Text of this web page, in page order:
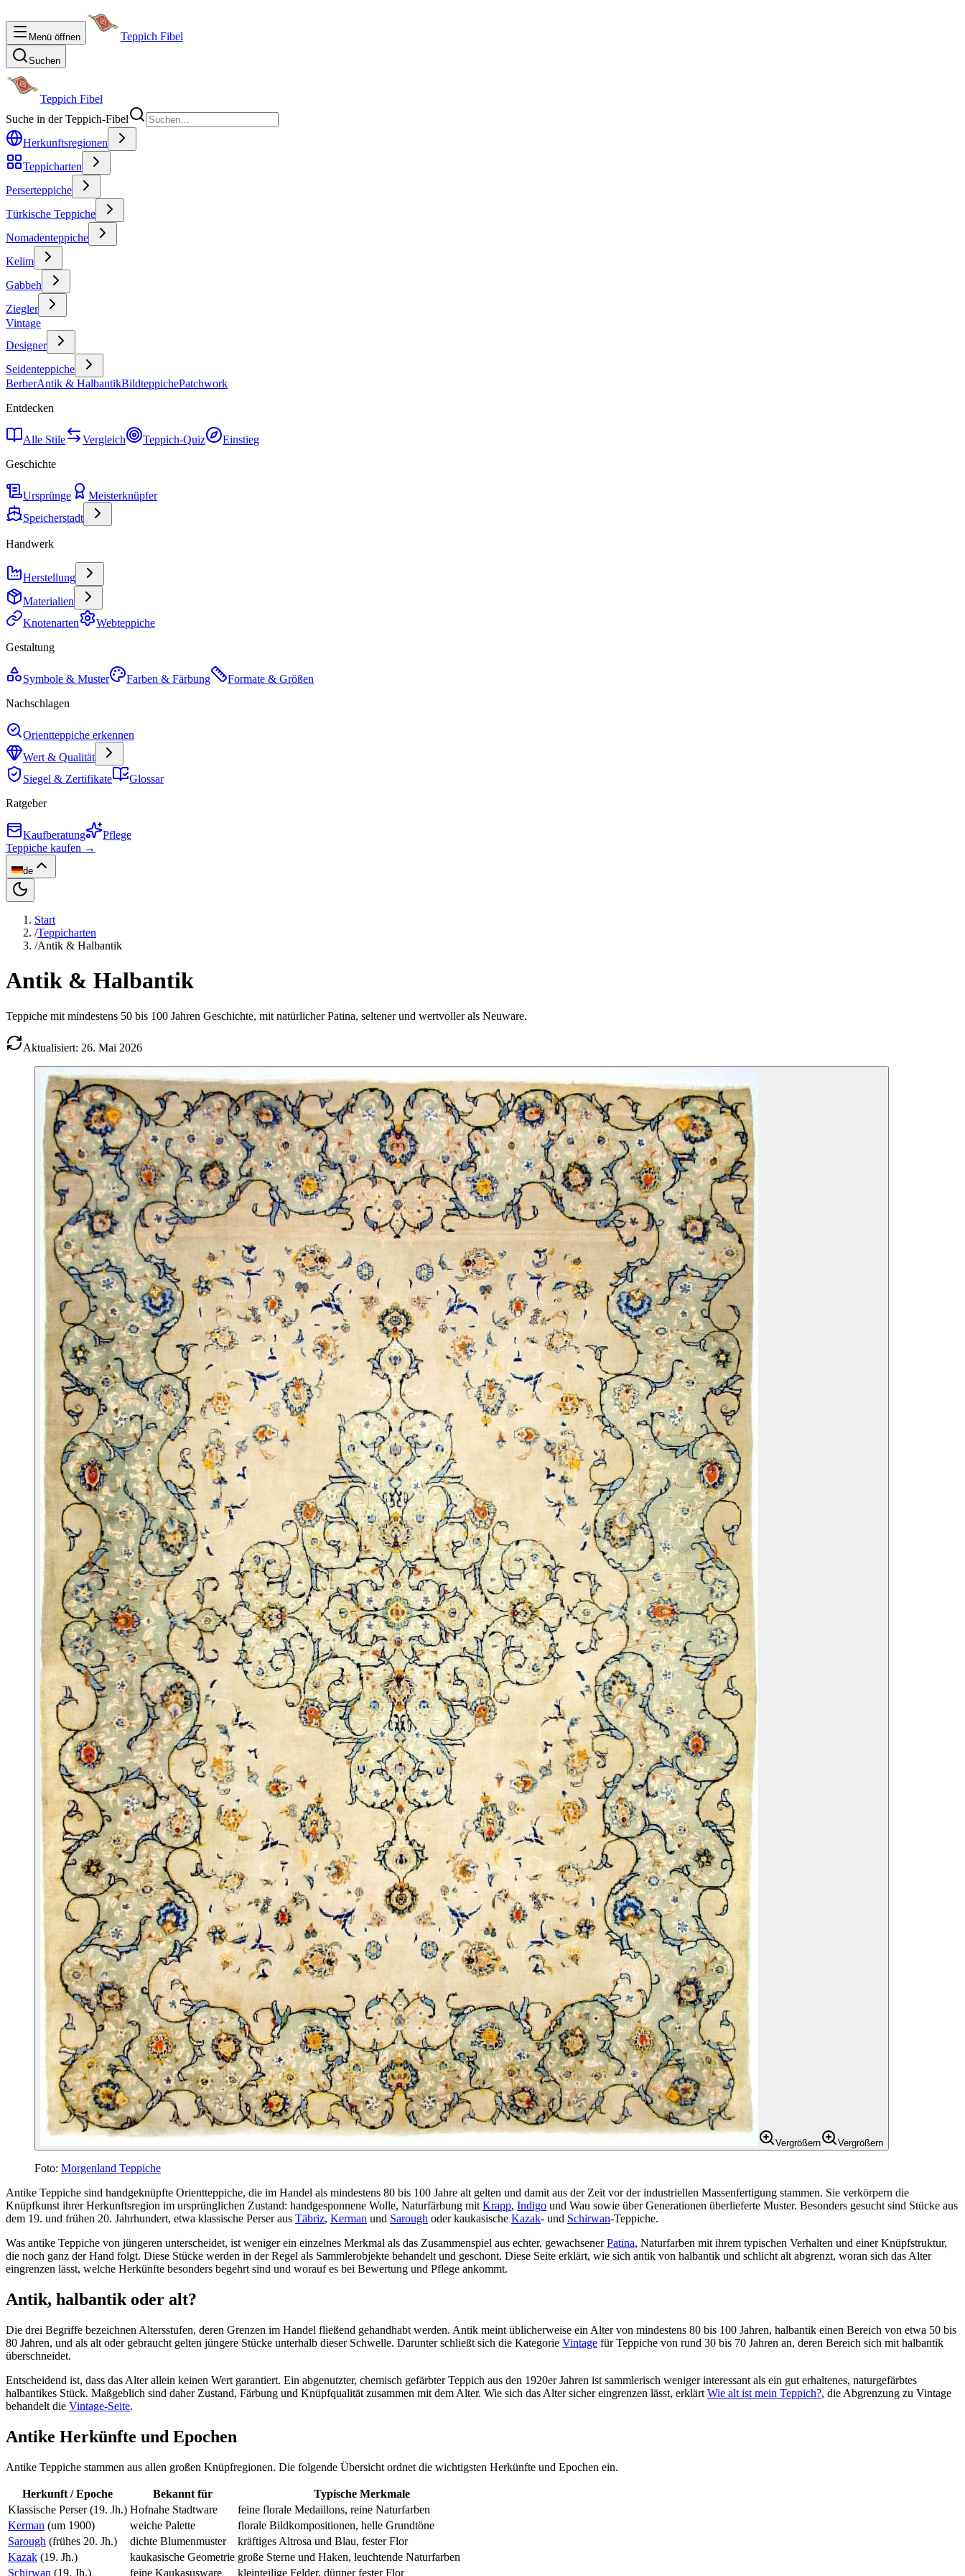
Menü öffnen Teppich Fibel
Suchen
Teppich Fibel
Suche in der Teppich-Fibel
Herkunftsregionen
Teppicharten
Perserteppiche
Türkische Teppiche
Nomadenteppiche
Kelim
Gabbeh
Ziegler
Vintage
Designer
Seidenteppiche
BerberAntik & HalbantikBildteppichePatchwork
Entdecken
Alle Stile Vergleich Teppich-Quiz
Einstieg
Geschichte
Ursprünge
Meisterknüpfer
Speicherstadt
Handwerk
Herstellung
Materialien
Knotenarten
Webteppiche
Gestaltung
Symbole & Muster Farben & Färbung
Formate & Größen
Nachschlagen
Orientteppiche erkennen
Wert & Qualität
Siegel & Zertifikate
Glossar
Ratgeber
Kaufberatung
Pflege
Teppiche kaufen →
de
Start
/Teppicharten
/Antik & Halbantik
Antik & Halbantik
Teppiche mit mindestens 50 bis 100 Jahren Geschichte, mit natürlicher Patina, seltener und wertvoller als Neuware.
Aktualisiert: 26. Mai 2026
Vergrößern Vergrößern
Foto: Morgenland Teppiche
Antike Teppiche sind handgeknüpfte Orientteppiche, die im Handel als mindestens 80 bis 100 Jahre alt gelten und damit aus der Zeit vor der industriellen Massenfertigung stammen. Sie verkörpern die
Knüpfkunst ihrer Herkunftsregion im ursprünglichen Zustand: handgesponnene Wolle, Naturfärbung mit Krapp, Indigo und Wau sowie über Generationen überlieferte Muster. Besonders gesucht sind Stücke aus
dem 19. und frühen 20. Jahrhundert, etwa klassische Perser aus Täbriz, Kerman und Sarough oder kaukasische Kazak- und Schirwan-Teppiche.
Was antike Teppiche von jüngeren unterscheidet, ist weniger ein einzelnes Merkmal als das Zusammenspiel aus echter, gewachsenerPatina, Naturfarben mit ihrem typischen Verhalten und einer Knüpfstruktur,
die noch ganz der Hand folgt. Diese Stücke werden in der Regel als Sammlerobjekte behandelt und geschont. Diese Seite erklärt, wie sich antik von halbantik und schlicht alt abgrenzt, woran sich das Alter
eingrenzen lässt, welche Herkünfte besonders begehrt sind und worauf es bei Bewertung und Pflege ankommt.
Antik, halbantik oder alt?
Die drei Begriffe bezeichnen Altersstufen, deren Grenzen im Handel fließend gehandhabt werden. Antik meint üblicherweise ein Alter von mindestens 80 bis 100 Jahren, halbantik einen Bereich von etwa 50 bis
80 Jahren, und als alt oder gebraucht gelten jüngere Stücke unterhalb dieser Schwelle. Darunter schließt sich die Kategorie Vintage für Teppiche von rund 30 bis 70 Jahren an, deren Bereich sich mit halbantik
überschneidet.
Entscheidend ist, dass das Alter allein keinen Wert garantiert. Ein abgenutzter, chemisch gefärbter Teppich aus den 1920er Jahren ist sammlerisch weniger interessant als ein gut erhaltenes, naturgefärbtes
halbantikes Stück. Maßgeblich sind daher Zustand, Färbung und Knüpfqualität zusammen mit dem Alter. Wie sich das Alter sicher eingrenzen lässt, erklärt Wie alt ist mein Teppich?, die Abgrenzung zu Vintage
behandelt die Vintage-Seite.
Antike Herkünfte und Epochen
Antike Teppiche stammen aus allen großen Knüpfregionen. Die folgende Übersicht ordnet die wichtigsten Herkünfte und Epochen ein.
Herkunft / Epoche Bekannt für
Typische Merkmale
Klassische Perser (19. Jh.) Hofnahe Stadtware
feine florale Medaillons, reine Naturfarben
Kerman (um 1900) weiche Palette
florale Bildkompositionen, helle Grundtöne
Sarough (frühes 20. Jh.) dichte Blumenmuster
kräftiges Altrosa und Blau, fester Flor
Kazak (19. Jh.) kaukasische Geometrie große Sterne und Haken, leuchtende Naturfarben
Schirwan (19. Jh.) feine Kaukasusware kleinteilige Felder, dünner fester Flor